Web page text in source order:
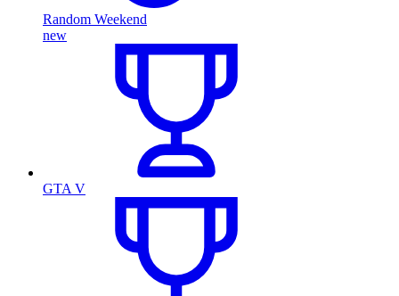
Random Weekend
new
GTA V